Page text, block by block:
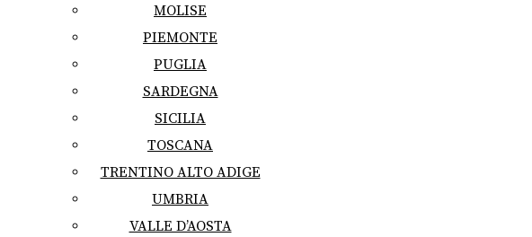
MOLISE
PIEMONTE
PUGLIA
SARDEGNA
SICILIA
TOSCANA
TRENTINO ALTO ADIGE
UMBRIA
VALLE D’AOSTA